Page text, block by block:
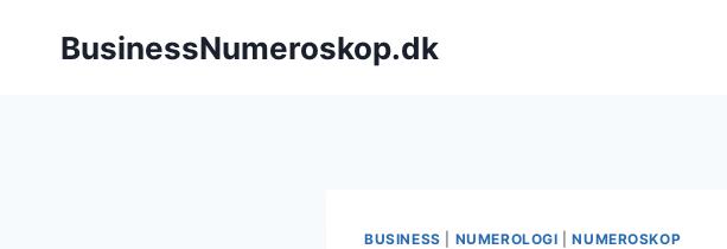
BusinessNumeroskop.dk
BUSINESS NUMEROLOGI |NUMEROSKOP